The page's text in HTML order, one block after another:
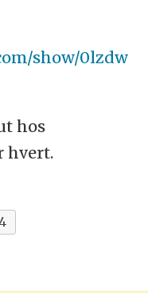
show/0lzdw
hos
hvert.